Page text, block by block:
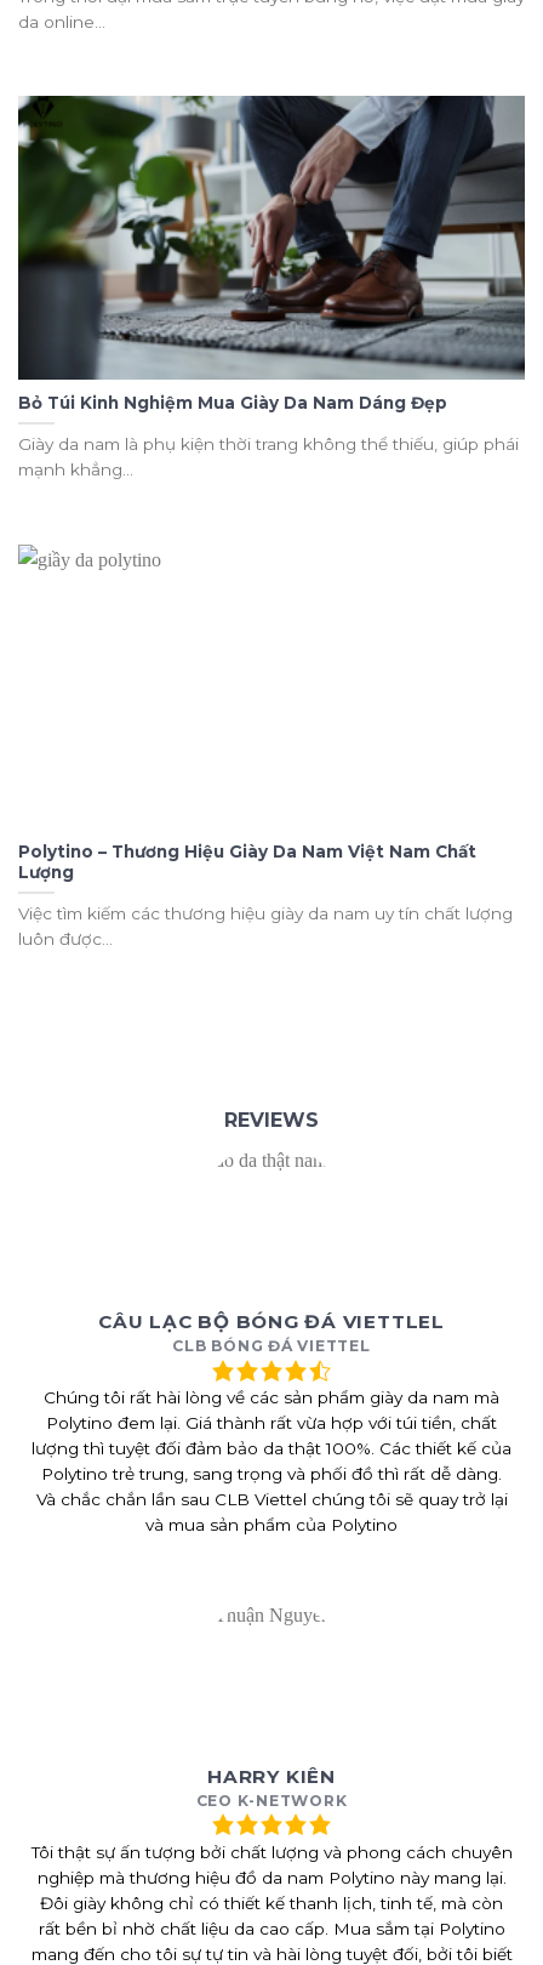
da online...
Bỏ Túi Kinh Nghiệm Mua Giày Da Nam Dáng Đẹp
Giày da nam là phụ kiện thời trang không thể thiếu, giúp phái
mạnh khẳng...
Polytino – Thương Hiệu Giày Da Nam Việt Nam Chất
Lượng
Việc tìm kiếm các thương hiệu giày da nam uy tín chất lượng
luôn được...
REVIEWS
CÂU LẠC BỘ BÓNG ĐÁ VIETTLEL
CLB BÓNG ĐÁ VIETTEL
Chúng tôi rất hài lòng về các sản phẩm giày da nam mà
Polytino đem lại. Giá thành rất vừa hợp với túi tiền, chất
lượng thì tuyệt đối đảm bảo da thật 100%. Các thiết kế của
Polytino trẻ trung, sang trọng và phối đồ thì rất dễ dàng.
Và chắc chắn lần sau CLB Viettel chúng tôi sẽ quay trở lại
và mua sản phẩm của Polytino
HARRY KIÊN
CEO K-NETWORK
Tôi thật sự ấn tượng bởi chất lượng và phong cách chuyên
nghiệp mà thương hiệu đồ da nam Polytino này mang lại.
Đôi giày không chỉ có thiết kế thanh lịch, tinh tế, mà còn
rất bền bỉ nhờ chất liệu da cao cấp. Mua sắm tại Polytino
mang đến cho tôi sự tự tin và hài lòng tuyệt đối, bởi tôi biết